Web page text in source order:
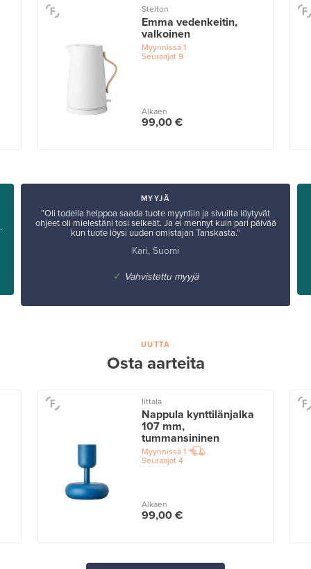
Stelton
Emma vedenkeitin,
valkoinen
Myynnissä1
Seuraajat9
Alkaen
99,00 €
MYYJÄ
”Oli todella helppoa saada tuote myyntiin ja sivuilta löytyvät
ohjeet oli mielestäni tosi selkeät. Ja ei mennyt kuin pari päivää
kun tuote löysi uuden omistajan Tanskasta.”
Kari, Suomi
✓ Vahvistettu myyjä
UUTTA
Osta aarteita
Iittala
Nappula kynttilänjalka
107 mm,
tummansininen
Myynnissä1
Seuraajat4
Alkaen
99,00 €